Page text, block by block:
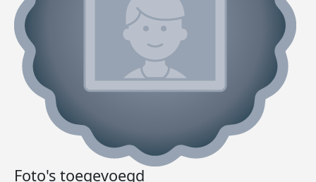
Foto's toegevoegd